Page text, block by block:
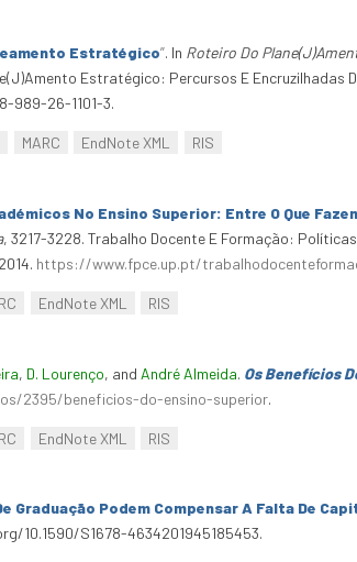
Estratégico”. In Roteiro Do
Estratégico: Percursos E
989-26-1101-3.
MARC EndNote XML RIS
No Ensino Superior: Entre O Que
, 3217-3228. Trabalho Docente E Formação:
https://www.fpce.up.pt/
EndNote XML RIS
, D. Lourenço, and André Almeida. Os Benefícios
2395/beneficios-do-ensino-superior.
EndNote XML RIS
Graduação Podem Compensar A Falta De
10.1590/S1678-4634201945185453.